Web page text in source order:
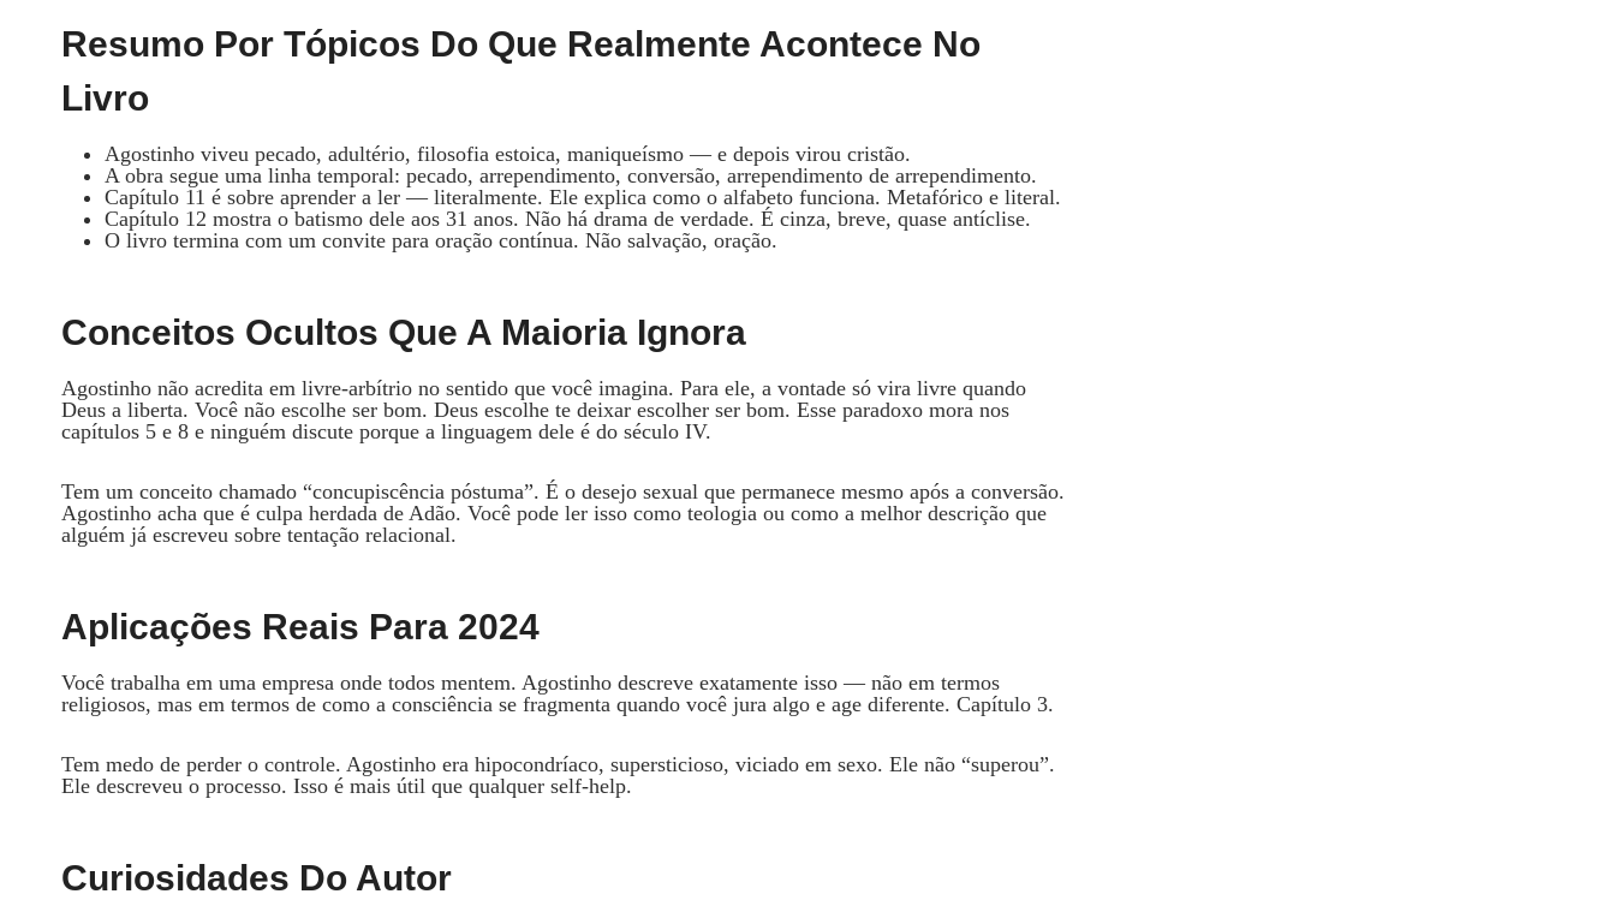
Resumo Por Tópicos Do Que Realmente Acontece No
Livro
Agostinho viveu pecado, adultério, filosofia estoica, maniqueísmo — e depois virou cristão.
A obra segue uma linha temporal: pecado, arrependimento, conversão, arrependimento de arrependimento.
Capítulo 11 é sobre aprender a ler — literalmente. Ele explica como o alfabeto funciona. Metafórico e literal.
Capítulo 12 mostra o batismo dele aos 31 anos. Não há drama de verdade. É cinza, breve, quase antíclise.
O livro termina com um convite para oração contínua. Não salvação, oração.
Conceitos Ocultos Que A Maioria Ignora
Agostinho não acredita em livre-arbítrio no sentido que você imagina. Para ele, a vontade só vira livre quando
Deus a liberta. Você não escolhe ser bom. Deus escolhe te deixar escolher ser bom. Esse paradoxo mora nos
capítulos 5 e 8 e ninguém discute porque a linguagem dele é do século IV.
Tem um conceito chamado “concupiscência póstuma”. É o desejo sexual que permanece mesmo após a conversão.
Agostinho acha que é culpa herdada de Adão. Você pode ler isso como teologia ou como a melhor descrição que
alguém já escreveu sobre tentação relacional.
Aplicações Reais Para 2024
Você trabalha em uma empresa onde todos mentem. Agostinho descreve exatamente isso — não em termos
religiosos, mas em termos de como a consciência se fragmenta quando você jura algo e age diferente. Capítulo 3.
Tem medo de perder o controle. Agostinho era hipocondríaco, supersticioso, viciado em sexo. Ele não “superou”.
Ele descreveu o processo. Isso é mais útil que qualquer self-help.
Curiosidades Do Autor